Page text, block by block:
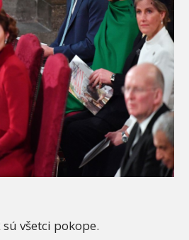
všetci pokope.